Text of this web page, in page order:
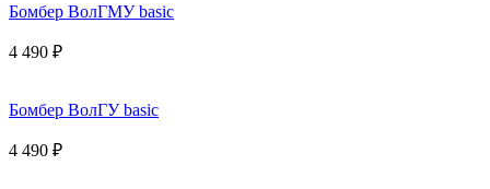
Бомбер ВолГМУ basic
4 490 ₽
Бомбер ВолГУ basic
4 490 ₽